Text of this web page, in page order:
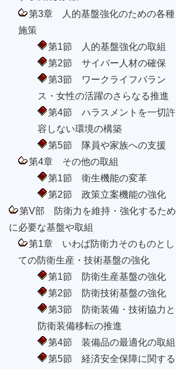
第3章 人的基盤強化のための各種
施策
第1節 人的基盤強化の取組
第2節 サイバー人材の確保
第3節 ワークライフバラン
ス・女性の活躍のさらなる推進
第4節 ハラスメントを一切許
容しない環境の構築
第5節 隊員や家族への支援
第4章 その他の取組
第1節 衛生機能の変革
第2節 政策立案機能の強化
第V部 防衛力を維持・強化するため
に必要な基盤や取組
第1章 いわば防衛力そのものとし
ての防衛生産・技術基盤の強化
第1節 防衛生産基盤の強化
第2節 防衛技術基盤の強化
第3節 防衛装備・技術協力と
防衛装備移転の推進
第4節 装備品の最適化の取組
第5節 経済安全保障に関する